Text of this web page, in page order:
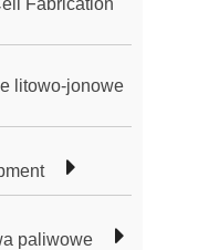
litowo-jonowe
paliwowe